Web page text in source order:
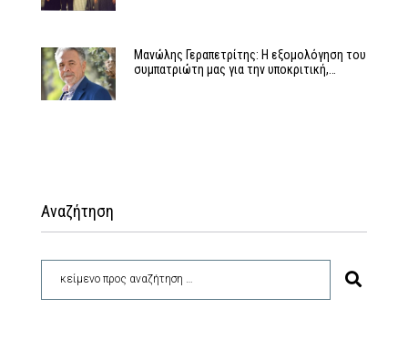
Μανώλης Γεραπετρίτης: Η εξομολόγηση του
συμπατριώτη μας για την υποκριτική,…
Αναζήτηση